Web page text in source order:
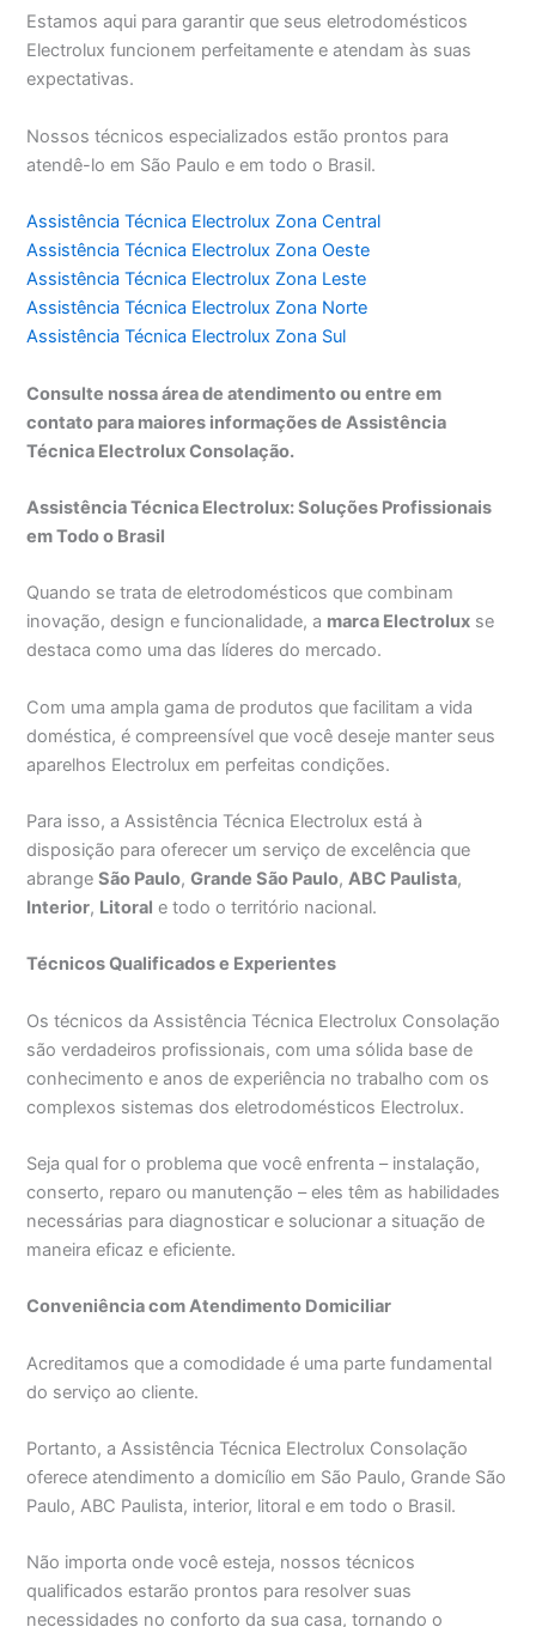
Estamos aqui para garantir que seus eletrodomésticos
Electrolux funcionem perfeitamente e atendam às suas
expectativas.
Nossos técnicos especializados estão prontos para
atendê-lo em São Paulo e em todo o Brasil.
Assistência Técnica Electrolux Zona Central
Assistência Técnica Electrolux Zona Oeste
Assistência Técnica Electrolux Zona Leste
Assistência Técnica Electrolux Zona Norte
Assistência Técnica Electrolux Zona Sul
Consulte nossa área de atendimento ou entre em
contato para maiores informações de Assistência
Técnica Electrolux Consolação.
Assistência Técnica Electrolux: Soluções Profissionais
em Todo o Brasil
Quando se trata de eletrodomésticos que combinam
inovação, design e funcionalidade, a marca Electrolux se
destaca como uma das líderes do mercado.
Com uma ampla gama de produtos que facilitam a vida
doméstica, é compreensível que você deseje manter seus
aparelhos Electrolux em perfeitas condições.
Para isso, a Assistência Técnica Electrolux está à
disposição para oferecer um serviço de excelência que
abrangeSão Paulo,Grande São Paulo,ABC Paulista,
Interior, Litoral e todo o território nacional.
Técnicos Qualificados e Experientes
Os técnicos da Assistência Técnica Electrolux Consolação
são verdadeiros profissionais, com uma sólida base de
conhecimento e anos de experiência no trabalho com os
complexos sistemas dos eletrodomésticos Electrolux.
Seja qual for o problema que você enfrenta – instalação,
conserto, reparo ou manutenção – eles têm as habilidades
necessárias para diagnosticar e solucionar a situação de
maneira eficaz e eficiente.
Conveniência com Atendimento Domiciliar
Acreditamos que a comodidade é uma parte fundamental
do serviço ao cliente.
Portanto, a Assistência Técnica Electrolux Consolação
oferece atendimento a domicílio em São Paulo, Grande São
Paulo, ABC Paulista, interior, litoral e em todo o Brasil.
Não importa onde você esteja, nossos técnicos
qualificados estarão prontos para resolver suas
necessidades no conforto da sua casa, tornando o